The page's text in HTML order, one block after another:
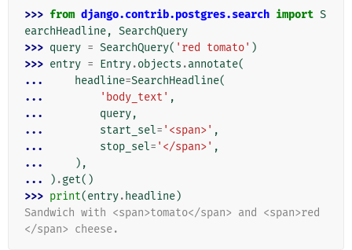
>>> from django.contrib.postgres.search import S
earchHeadline, SearchQuery
>>> query = SearchQuery( 'red tomato' )
>>> entry = Entry.objects .annotate(
...
headline=SearchHeadline(
...
'body_text' ,
...
query,
...
start_sel= '<span>' ,
...
stop_sel= '</span>' ,
...
),
...
) .get()
>>> print(entry. headline)
Sandwich with <span>tomato</span> and <span>red
</span> cheese.